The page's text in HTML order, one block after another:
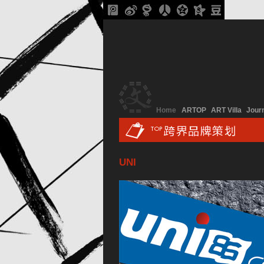
Home ARTOP ART Villa
UNI